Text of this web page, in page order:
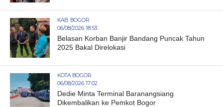
KAB. BOGOR
06/08/2026 18:53
Belasan Korban Banjir Bandang Puncak Tahun
2025 Bakal Direlokasi
KOTA BOGOR
06/08/2026 17:02
Dedie Minta Terminal Baranangsiang
Dikembalikan ke Pemkot Bogor